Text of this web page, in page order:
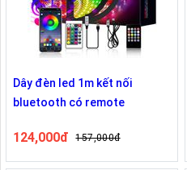
Dây đèn led 1m kết nối
bluetooth có remote
124,000đ 157,000đ